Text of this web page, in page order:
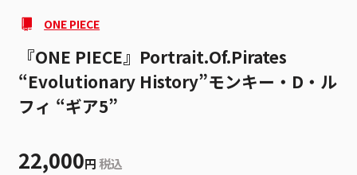
ONE PIECE
『ONE PIECE』Portrait.Of.Pirates
“Evolutionary History”モンキー・D・ル
フィ “ギア5”
22,000円 税込